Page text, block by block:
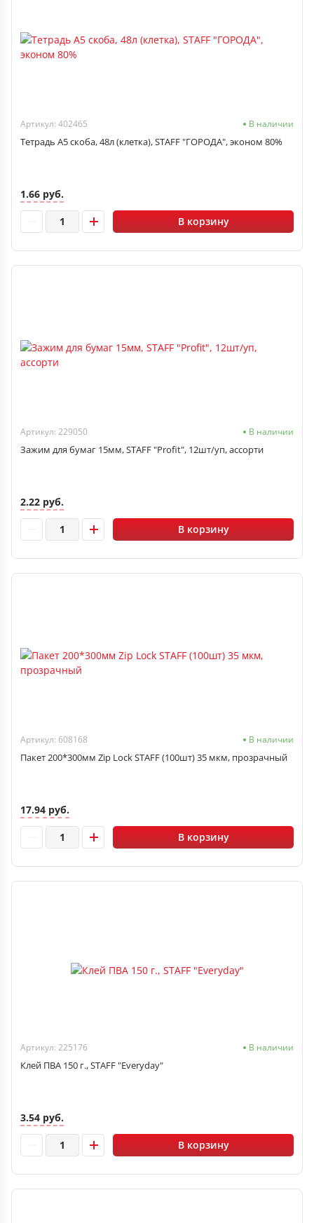
Артикул: 402465 В наличии
Тетрадь А5 скоба, 48л (клетка), STAFF "ГОРОДА", эконом 80%
1.66 руб.
В корзину
Артикул: 229050 В наличии
Зажим для бумаг 15мм, STAFF "Profit", 12шт/уп, ассорти
2.22 руб.
В корзину
Артикул: 608168 В наличии
Пакет 200*300мм Zip Lock STAFF (100шт) 35 мкм, прозрачный
17.94 руб.
В корзину
Артикул: 225176 В наличии
Клей ПВА 150 г., STAFF "Everyday"
3.54 руб.
В корзину